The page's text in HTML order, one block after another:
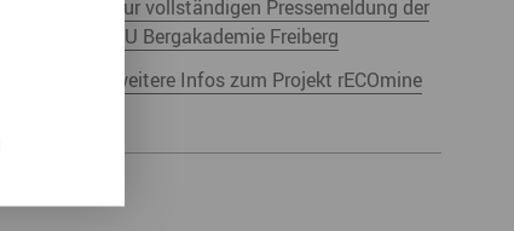
zur vollständigen Pressemeldung der
TU Bergakademie Freiberg
weitere Infos zum Projekt rECOmine